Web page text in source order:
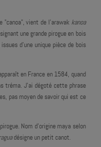
"canoa", vient de l'arawak kanoa
une grande pirogue en bois
d'une unique pièce de bois
en France en 1584, quand
tréma. J'ai dégoté cette phrase
pas moyen de savoir qui est ce
Nom d'origine maya selon
désigne un petit canot.